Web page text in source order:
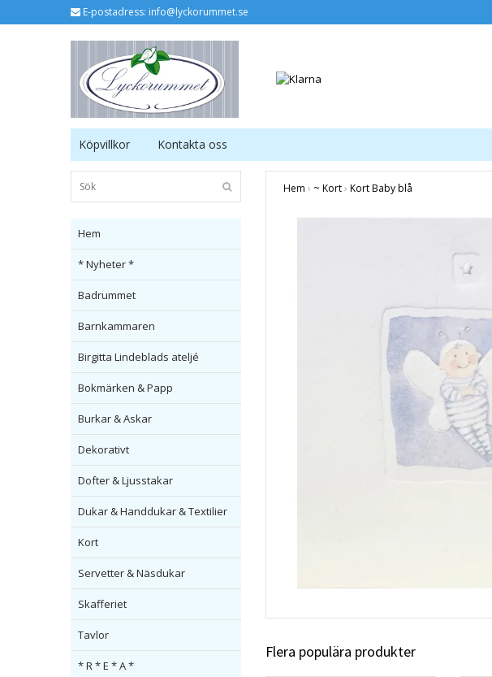
E-postadress: info@lyckorummet.se
Köpvillkor Kontakta oss
Hem
* Nyheter *
Badrummet
Barnkammaren
Birgitta Lindeblads ateljé
Bokmärken & Papp
Burkar & Askar
Dekorativt
Dofter & Ljusstakar
Dukar & Handdukar & Textilier
Kort
Servetter & Näsdukar
Skafferiet
Tavlor
* R * E * A *
Hem › ~ Kort› Kort Baby blå
Flera populära produkter